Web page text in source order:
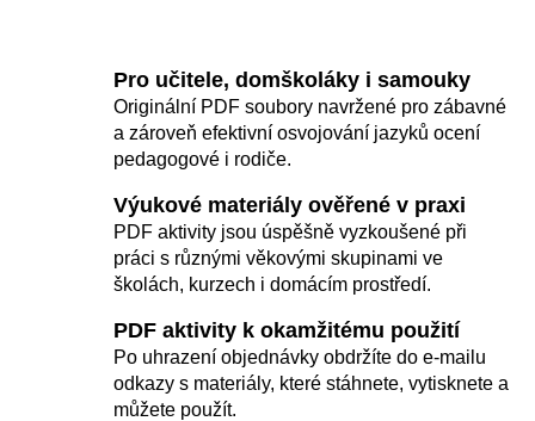
Pro učitele, domškoláky i samouky
Originální PDF soubory navržené pro zábavné
a zároveň efektivní osvojování jazyků ocení
pedagogové i rodiče.
Výukové materiály ověřené v praxi
PDF aktivity jsou úspěšně vyzkoušené při
práci s různými věkovými skupinami ve
školách, kurzech i domácím prostředí.
PDF aktivity k okamžitému použití
Po uhrazení objednávky obdržíte do e-mailu
odkazy s materiály, které stáhnete, vytisknete a
můžete použít.